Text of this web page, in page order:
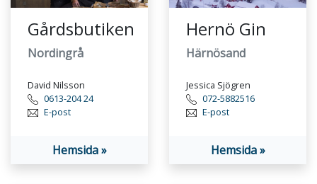
Gårdsbutiken
Nordingrå
David Nilsson
0613-204 24
E-post
Hemsida »
Hernö Gin
Härnösand
Jessica Sjögren
072-5882516
E-post
Hemsida »